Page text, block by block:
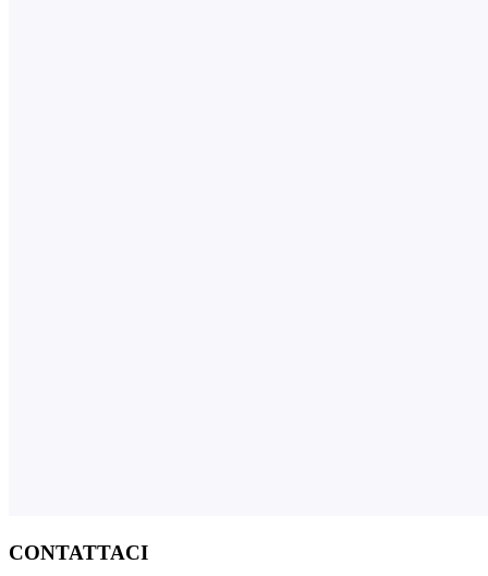
CONTATTACI